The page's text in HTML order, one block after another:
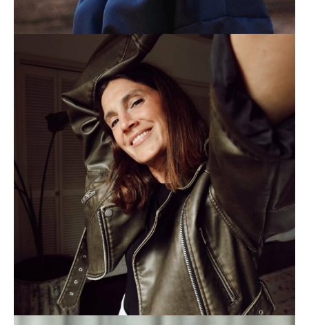
BALAMODA
LIFESTYLE